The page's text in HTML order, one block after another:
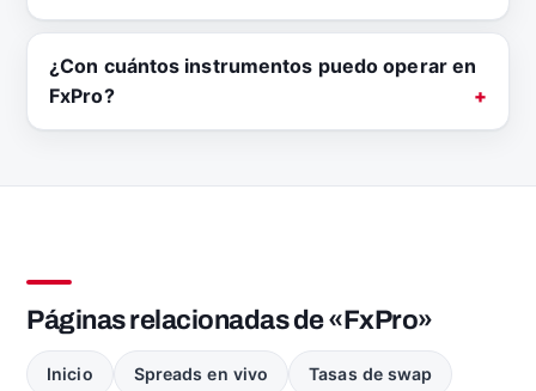
¿Con cuántos instrumentos puedo operar en
FxPro?
Páginas relacionadas de «FxPro»
Inicio Spreads en vivo Tasas de swap